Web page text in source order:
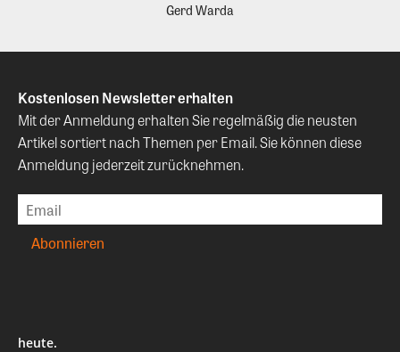
Gerd Warda
Kostenlosen Newsletter erhalten
Mit der Anmeldung erhalten Sie regelmäßig die neusten
Artikel sortiert nach Themen per Email. Sie können diese
Anmeldung jederzeit zurücknehmen.
heute.